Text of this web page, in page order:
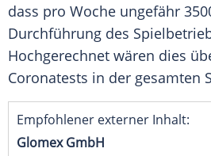
dass pro Woche ungefähr
Durchführung des
Hochgerechnet wären dies
Coronatests in der gesamten
Empfohlener externer Inhalt:
Glomex GmbH